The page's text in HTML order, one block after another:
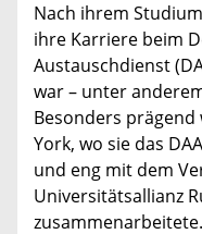
Nach ihrem
ihre Karriere beim
Austauschdienst
war – unter
Besonders prägend
York, wo sie das
und eng mit dem
Universitätsallianz